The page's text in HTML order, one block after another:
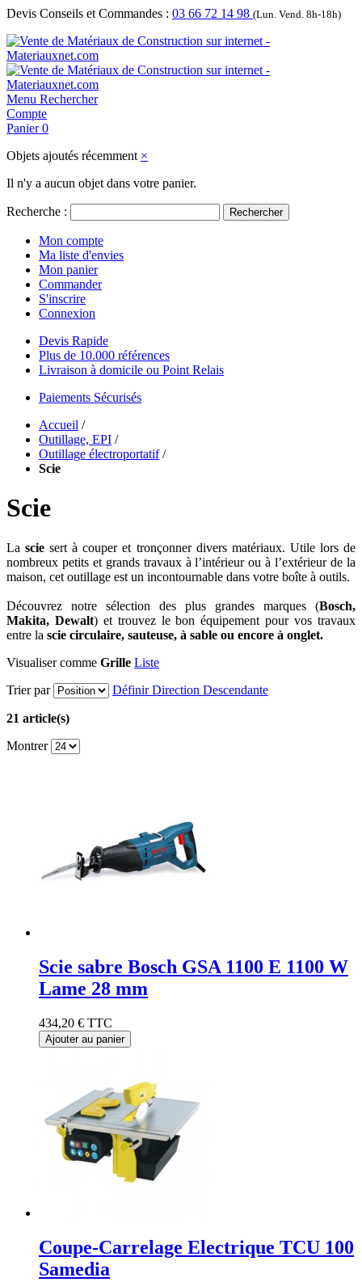
Devis Conseils et Commandes : 03 66 72 14 98 (Lun. Vend. 8h-18h)
Menu Rechercher
Compte
Panier 0
Objets ajoutés récemment ×
Il n'y a aucun objet dans votre panier.
Recherche : Rechercher
Mon compte
Ma liste d'envies
Mon panier
Commander
S'inscrire
Connexion
Devis Rapide
Plus de 10.000 références
Livraison à domicile ou Point Relais
Paiements Sécurisés
Accueil /
Outillage, EPI /
Outillage électroportatif /
Scie
Scie
Lasciesert à couper et tronçonner divers matériaux. Utile lors de
nombreux petits et grands travaux à l’intérieur ou à l’extérieur de la
maison, cet outillage est un incontournable dans votre boîte à outils.
Découvrez notre sélection des plus grandes marques (Bosch,
Makita, Dewalt) et trouvez le bon équipement pour vos travaux
entre la scie circulaire, sauteuse, à sable ou encore à onglet.
Visualiser comme Grille Liste
Trier par
Définir Direction Descendante
21 article(s)
Montrer
Scie sabre Bosch GSA 1100 E 1100 W
Lame 28 mm
434,20 € TTC
Ajouter au panier
Coupe-Carrelage Electrique TCU 100
Samedia